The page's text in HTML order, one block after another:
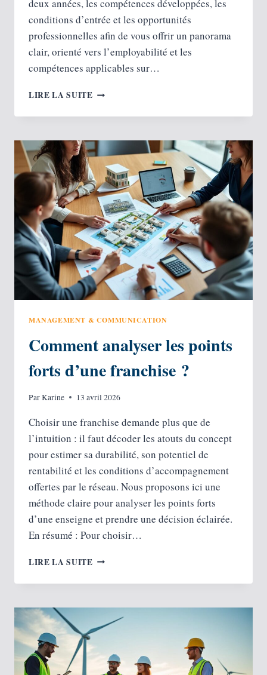
deux années, les compétences développées, les
conditions d’entrée et les opportunités
professionnelles afin de vous offrir un panorama
clair, orienté vers l’employabilité et les
compétences applicables sur…
LIRE LA SUITE MASTER
CHAIN :
DÉTAILLÉ
ET
PERSPECTIVES
DE
CARRIÈRE
MANAGEMENT & COMMUNICATION
Comment analyser les points
forts d’une franchise ?
ParKarine 13 avril 2026
Choisir une franchise demande plus que de
l’intuition : il faut décoder les atouts du concept
pour estimer sa durabilité, son potentiel de
rentabilité et les conditions d’accompagnement
offertes par le réseau. Nous proposons ici une
méthode claire pour analyser les points forts
d’une enseigne et prendre une décision éclairée.
En résumé : Pour choisir…
LIRE LA SUITE COMMENT
LES
FORTS
D’UNE
FRANCHISE ?